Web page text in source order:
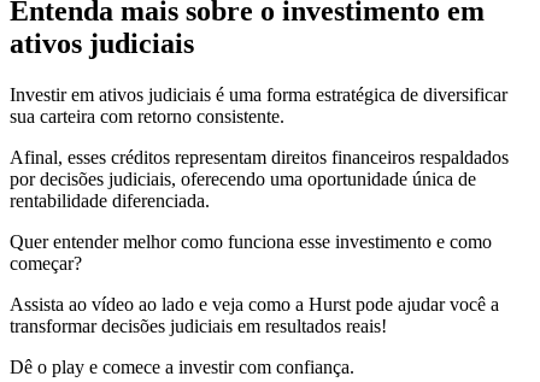
Entenda mais sobre o investimento em
ativos judiciais
Investir em ativos judiciais é uma forma estratégica de diversificar
sua carteira com retorno consistente.
Afinal, esses créditos representam direitos financeiros respaldados
por decisões judiciais, oferecendo uma oportunidade única de
rentabilidade diferenciada.
Quer entender melhor como funciona esse investimento e como
começar?
Assista ao vídeo ao lado e veja como a Hurst pode ajudar você a
transformar decisões judiciais em resultados reais!
Dê o play e comece a investir com confiança.